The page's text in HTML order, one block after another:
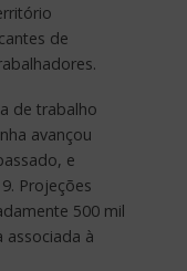
de
de trabalho
avançou
e
Projeções
500 mil
associada à